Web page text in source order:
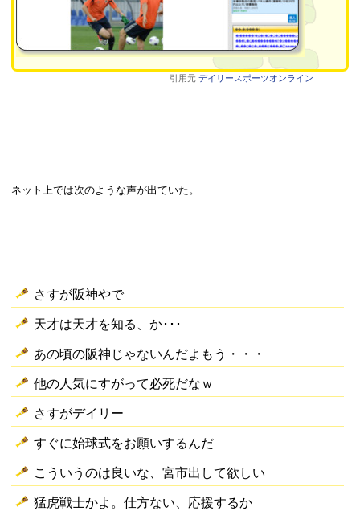
引用元 デイリースポーツオンライン
ネット上では次のような声が出ていた。
さすが阪神やで
天才は天才を知る、か･･･
あの頃の阪神じゃないんだよもう・・・
他の人気にすがって必死だなｗ
さすがデイリー
すぐに始球式をお願いするんだ
こういうのは良いな、宮市出して欲しい
猛虎戦士かよ。仕方ない、応援するか